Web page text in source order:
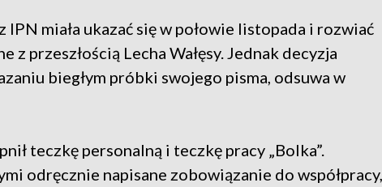
miała ukazać się w połowie listopada i rozwiać
przeszłością Lecha Wałęsy. Jednak decyzja
biegłym próbki swojego pisma, odsuwa w
teczkę personalną i teczkę pracy „Bolka”.
odręcznie napisane zobowiązanie do współpracy,